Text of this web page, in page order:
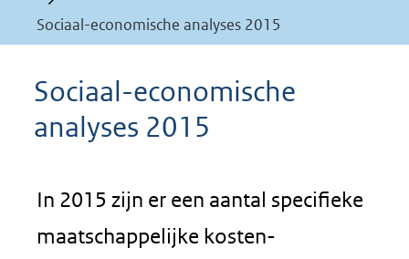
Sociaal-economische analyses 2015
Sociaal-economische
analyses 2015
In 2015 zijn er een aantal specifieke
maatschappelijke kosten-